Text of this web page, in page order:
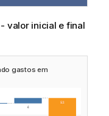
valor inicial e final
gastos em